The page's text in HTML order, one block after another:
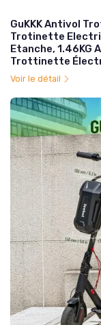
GuKKK Antivol
Trotinette
Etanche, 1.46KG
Trottinette
Voir le détail